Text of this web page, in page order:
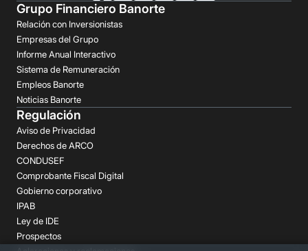
Grupo Financiero Banorte
Relación con Inversionistas
Empresas del Grupo
Informe Anual Interactivo
Sistema de Remuneración
Empleos Banorte
Noticias Banorte
Regulación
Aviso de Privacidad
Derechos de ARCO
CONDUSEF
Comprobante Fiscal Digital
Gobierno corporativo
IPAB
Ley de IDE
Prospectos